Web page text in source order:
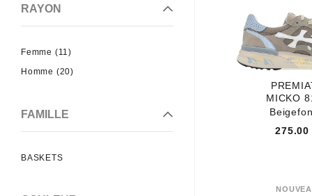
BLACKSTONE
BRETT AND SONS
DATE
RAYON
Femme (11)
Homme (20)
FAMILLE
BASKETS
MICKO
275.00